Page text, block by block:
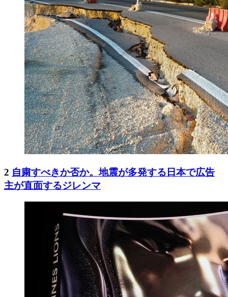
2 自粛すべきか否か。地震が多発する日本で広告
主が直面するジレンマ